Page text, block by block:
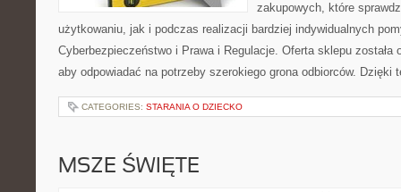
zakupowych, które
użytkowaniu, jak i podczas realizacji bardziej indywidualnych
Cyberbezpieczeństwo i Prawa i Regulacje. Oferta sklepu została
aby odpowiadać na potrzeby szerokiego grona odbiorców. Dzięki
CATEGORIES: STARANIA O DZIECKO
MSZE ŚWIĘTE